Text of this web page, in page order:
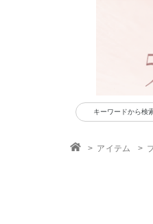
キーワードから検
アイテム